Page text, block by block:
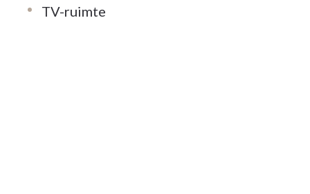
TV-ruimte